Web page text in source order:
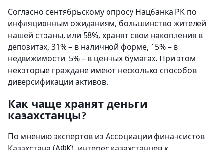
Согласно сентябрьскому опросу Нацбанка РК по
инфляционным ожиданиям, большинство жителей
нашей страны, или 58%, хранят свои накопления в
депозитах, 31% – в наличной форме, 15% – в
недвижимости, 5% – в ценных бумагах. При этом
некоторые граждане имеют несколько способов
диверсификации активов.
Как чаще хранят деньги
казахстанцы?
По мнению экспертов из Ассоциации финансистов